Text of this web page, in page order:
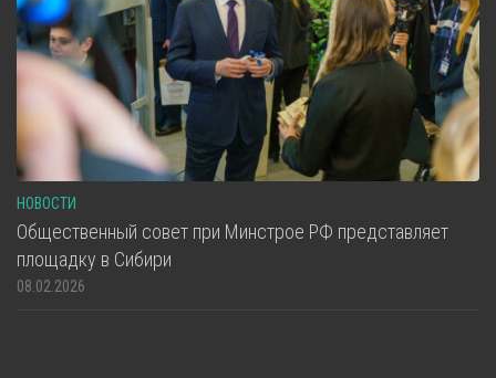
НОВОСТИ
Общественный совет при Минстрое РФ представляет
площадку в Сибири
08.02.2026